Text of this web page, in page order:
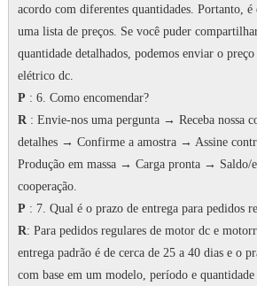
acordo com diferentes quantidades. Portanto,
uma lista de preços. Se você puder
quantidade detalhados, podemos enviar o
elétrico dc.
P : 6. Como encomendar?
R: Envie-nos uma pergunta → Receba nossa
detalhes → Confirme a amostra → Assine
Produção em massa → Carga pronta →
cooperação.
P : 7. Qual é o prazo de entrega para pedidos
R: Para pedidos regulares de motor dc e
entrega padrão é de cerca de 25 a 40 dias e o
com base em um modelo, período e